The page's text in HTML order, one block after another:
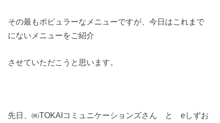
その最もポピュラーなメニューですが、今日はこれまで
にないメニューをご紹介
させていただこうと思います。
先日、㈱TOKAIコミュニケーションズさん と eしずお